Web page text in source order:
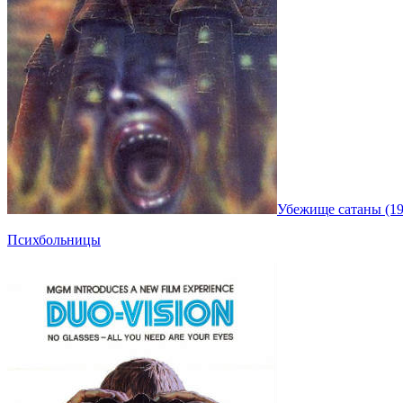
Убежище сатаны
Психбольницы